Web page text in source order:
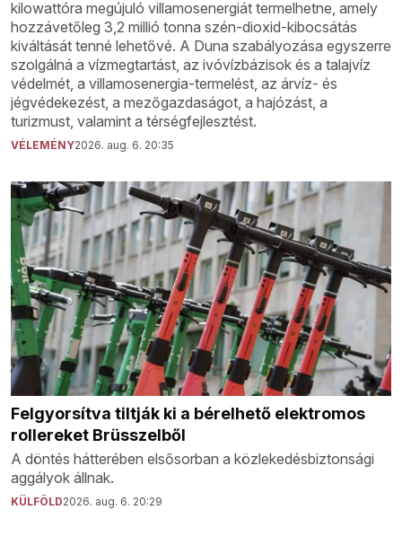
kilowattóra megújuló villamosenergiát termelhetne, amely
hozzávetőleg 3,2 millió tonna szén-dioxid-kibocsátás
kiváltását tenné lehetővé. A Duna szabályozása egyszerre
szolgálná a vízmegtartást, az ivóvízbázisok és a talajvíz
védelmét, a villamosenergia-termelést, az árvíz- és
jégvédekezést, a mezőgazdaságot, a hajózást, a
turizmust, valamint a térségfejlesztést.
VÉLEMÉNY2026. aug. 6. 20:35
Felgyorsítva tiltják ki a bérelhető elektromos
rollereket Brüsszelből
A döntés hátterében elsősorban a közlekedésbiztonsági
aggályok állnak.
KÜLFÖLD2026. aug. 6. 20:29